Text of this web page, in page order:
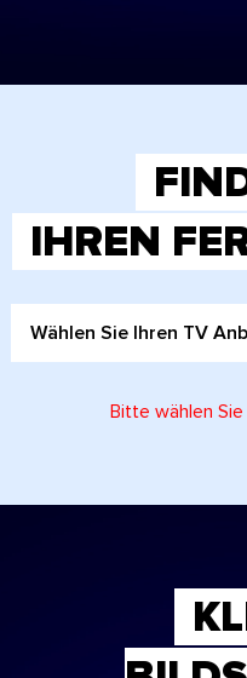
IHREN
Wählen Sie Ihren TV
Bitte wählen